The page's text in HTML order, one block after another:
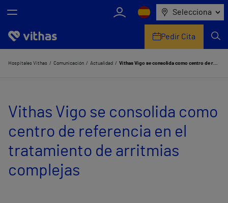
Selecciona
Nosotros
Servicios de salud
Equipo médico y asistencial
Pedir Cita
Hospitales Vithas Comunicación Actualidad Vithas Vigo se consolida como centro de referencia en el tratamiento de arritmias complejas
Vithas Vigo se consolida como
centro de referencia en el
tratamiento de arritmias
complejas